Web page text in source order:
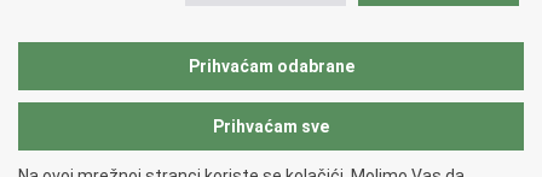
Taxation and Customs Union
Prihvaćam odabrane
Prihvaćam sve